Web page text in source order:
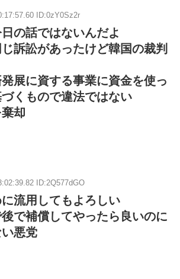
ID:0zY0Sz2r
の話ではないんだよ
訴訟があったけど韓国の裁判
展に資する事業に資金を使っ
くもので違法ではない
却
ID:2Q577dGO
流用してもよろしい
で補償してやったら良いのに
悪党